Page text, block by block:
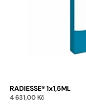
RADIESSE® 1x1,5ML
4 631,00 Kč